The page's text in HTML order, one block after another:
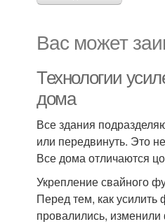
Вас может
Технологии
дома
Все здания
или передвинуть. Это
Все дома отличаются
Укрепление свайного
Перед тем, как
провалились,